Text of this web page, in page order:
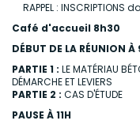
RAPPEL : INSCRIPTIONS
Café d'accueil 8h30
DÉBUT DE LA RÉUNION
PARTIE 1 : LE MATÉRIAU
DÉMARCHE ET LEVIERS
PARTIE 2 : CAS D'ÉTUDE
PAUSE À 11H